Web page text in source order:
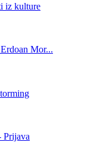
iz kulture
Mor...
Prijava